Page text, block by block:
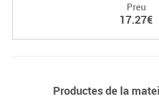
Preu
17.27€
Productes de la